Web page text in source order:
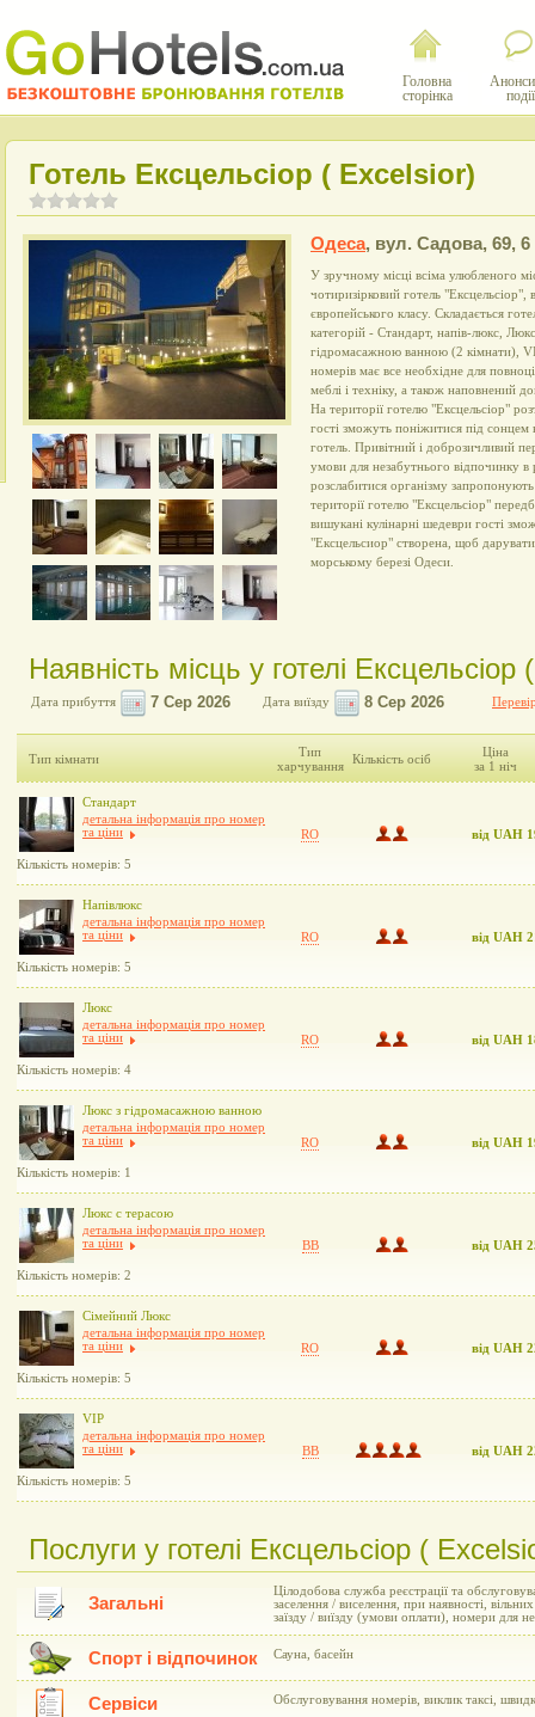
Головна
сторінка
події
Готель Ексцельсіор ( Excelsior)
Одеса, вул. Садова, 69,
У зручному місці всіма улюбленого
чотиризірковий готель
європейського класу. Складається
категорій - Стандарт, напів-люкс,
гідромасажною ванною (2 кімнати),
номерів має все необхідне для
меблі і техніку, а також наповнений
На території готелю "Ексцельсіор"
гості зможуть поніжитися під сонцем
готель. Привітний і доброзичливий
умови для незабутнього відпочинку в
розслабитися організму
території готелю "Ексцельсіор"
вишукані кулінарні шедеври гості
"Ексцельсиор" створена, щоб
морському березі Одеси.
Наявність місць у готелі
Дата прибуття Дата виїзду
Тип кімнати
Тип
харчування
Кількість осіб
Ціна
за 1 ніч
Стандарт
детальна інформація про номер
та ціни
Кількість номерів: 5
RO від UAH
Напівлюкс
детальна інформація про номер
та ціни
Кількість номерів: 5
RO від UAH
Люкс
детальна інформація про номер
та ціни
Кількість номерів: 4
RO від UAH
Люкс з гідромасажною ванною
детальна інформація про номер
та ціни
Кількість номерів: 1
RO від UAH
Люкс с терасою
детальна інформація про номер
та ціни
Кількість номерів: 2
BB від UAH
Сімейний Люкс
детальна інформація про номер
та ціни
Кількість номерів: 5
RO від UAH
VIP
детальна інформація про номер
та ціни
Кількість номерів: 5
BB від UAH
Послуги у готелі Ексцельсіор (
Загальні
Цілодобова служба реєстрації та
заселення / виселення, при наявності,
заїзду / виїзду (умови оплати), номери для
Спорт і відпочинок Сауна, басейн
Сервіси Обслуговування номерів, виклик таксі,